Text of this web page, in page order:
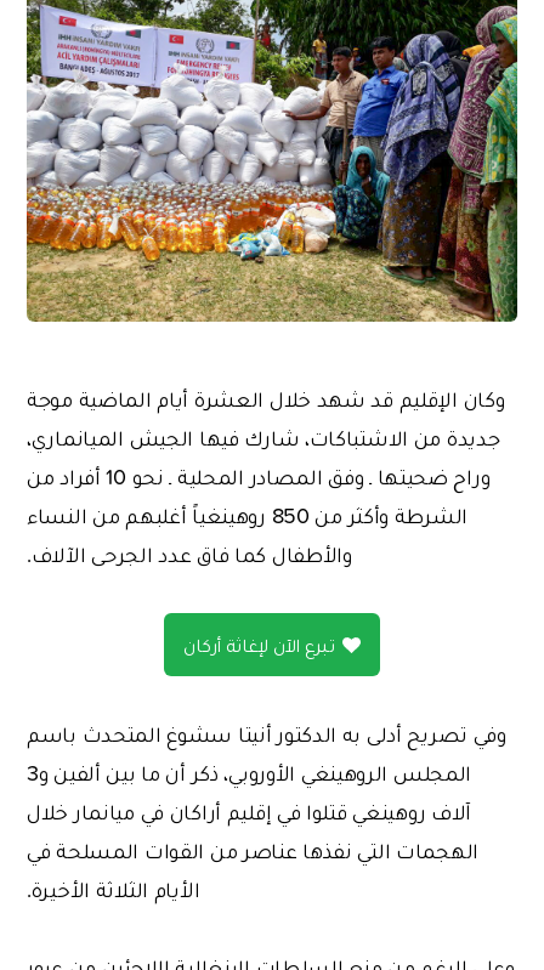
وكان الإقليم قد شهد خلال العشرة أيام الماضية موجة
جديدة من الاشتباكات، شارك فيها الجيش الميانماري،
وراح ضحيتها ـ وفق المصادر المحلية ـ نحو 10 أفراد من
الشرطة وأكثر من 850 روهينغياً أغلبهم من النساء
والأطفال كما فاق عدد الجرحى الآلاف.
تبرع الآن لإغاثة أركان
وفي تصريح أدلى به الدكتور أنيتا سشوغ المتحدث باسم
المجلس الروهينغي الأوروبي، ذكر أن ما بين ألفين و3
آلاف روهينغي قتلوا في إقليم أراكان في ميانمار خلال
الهجمات التي نفذها عناصر من القوات المسلحة في
الأيام الثلاثة الأخيرة.